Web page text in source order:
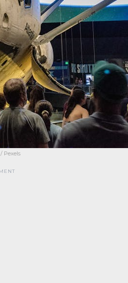
/ Pexels